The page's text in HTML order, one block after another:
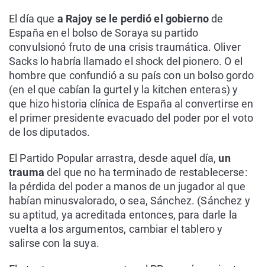
El día que a Rajoy se le perdió el gobiernode
España en el bolso de Soraya su partido
convulsionó fruto de una crisis traumática. Oliver
Sacks lo habría llamado el shock del pionero. O el
hombre que confundió a su país con un bolso gordo
(en el que cabían la gurtel y la kitchen enteras) y
que hizo historia clínica de España al convertirse en
el primer presidente evacuado del poder por el voto
de los diputados.
El Partido Popular arrastra, desde aquel día, un
trauma del que no ha terminado de restablecerse:
la pérdida del poder a manos de un jugador al que
habían minusvalorado, o sea, Sánchez. (Sánchez y
su aptitud, ya acreditada entonces, para darle la
vuelta a los argumentos, cambiar el tablero y
salirse con la suya.